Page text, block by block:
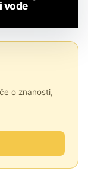
vode
o znanosti,